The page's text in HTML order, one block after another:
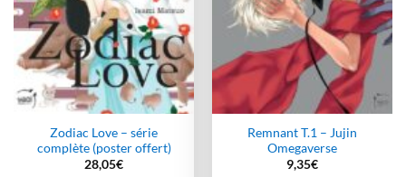
Zodiac Love – série
complète (poster offert)
28,05€
Remnant T.1 – Jujin
Omegaverse
9,35€